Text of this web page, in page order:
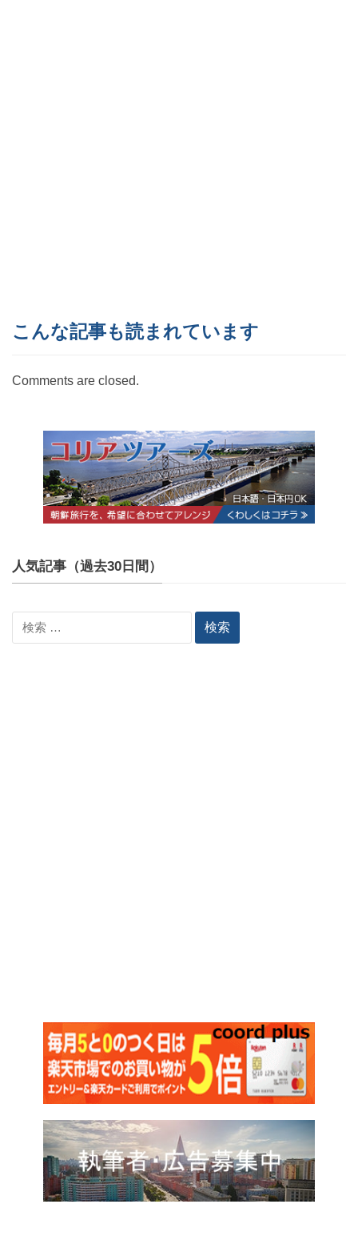
こんな記事も読まれています
Comments are closed.
人気記事（過去30日間）
索: